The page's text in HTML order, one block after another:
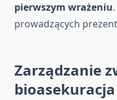
pierwszym wrażeniu
prowadzących
Zarządzanie
bioasekuracja